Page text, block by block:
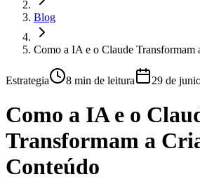
Blog
Como a IA e o Claude Transformam
Estrategia 8 min de leitura 29 de
Como a IA e o
Transformam a
Conteúdo